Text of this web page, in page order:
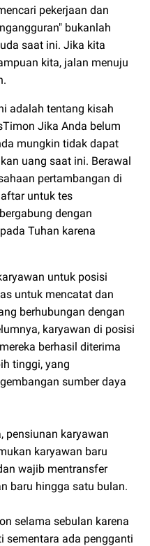
pekerjaan dan
bukanlah
saat ini. Jika kita
kita, jalan menuju
adalah tentang kisah
Jika Anda belum
mungkin tidak dapat
uang saat ini. Berawal
pertambangan di
untuk tes
dengan
Tuhan karena
untuk posisi
untuk mencatat dan
berhubungan dengan
karyawan di posisi
berhasil diterima
tinggi, yang
sumber daya
pensiunan karyawan
karyawan baru
wajib mentransfer
baru hingga satu bulan.
selama sebulan karena
sementara ada pengganti